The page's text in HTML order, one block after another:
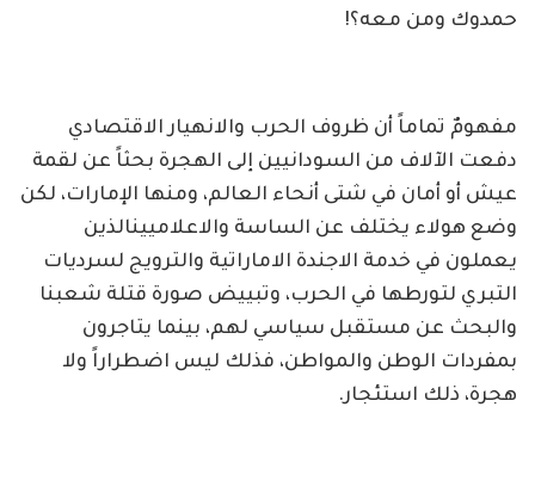
حمدوك ومن معه؟!
مفهومٌ تماماً أن ظروف الحرب والانهيار الاقتصادي
دفعت الآلاف من السودانيين إلى الهجرة بحثاً عن لقمة
عيش أو أمان في شتى أنحاء العالم، ومنها الإمارات، لكن
وضع هولاء يختلف عن الساسة والاعلاميينالذين
يعملون في خدمة الاجندة الاماراتية والترويج لسرديات
التبري لتورطها في الحرب، وتبييض صورة قتلة شعبنا
والبحث عن مستقبل سياسي لهم، بينما يتاجرون
بمفردات الوطن والمواطن، فذلك ليس اضطراراً ولا
هجرة، ذلك استئجار.